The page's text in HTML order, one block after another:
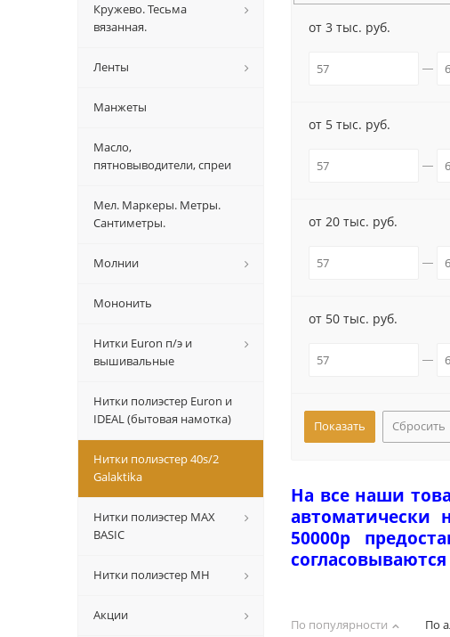
от 3 тыс. руб.
от 5 тыс. руб.
от 20 тыс. руб.
от 50 тыс. руб.
Сбросить
На все наши
автоматически
50000р
По популярности По
Кружево. Тесьма
вязанная.
Ленты
Манжеты
Масло,
пятновыводители, спреи
Мел. Маркеры. Метры.
Сантиметры.
Молнии
Мононить
Нитки Euron п/э и
вышивальные
Нитки полиэстер Euron и
IDEAL (бытовая намотка)
Нитки полиэстер 40s/2
Galaktika
Нитки полиэстер MAX
BASIC
Нитки полиэстер MH
Акции